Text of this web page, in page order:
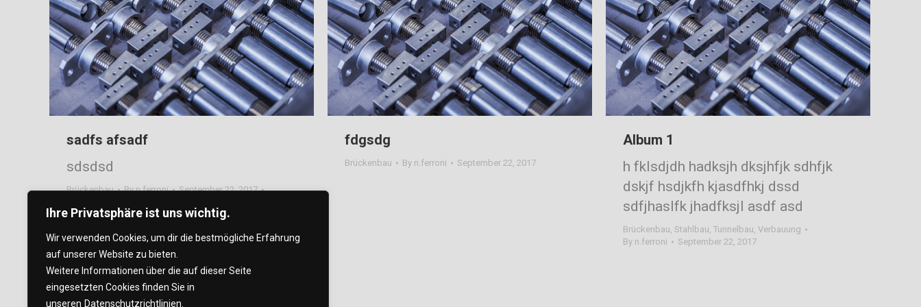
Ihre Privatsphäre ist uns wichtig.
Wir verwenden Cookies, um dir die bestmögliche Erfahrung
auf unserer Website zu bieten.
Weitere Informationen über die auf dieser Seite
eingesetzten Cookies finden Sie in
unseren Datenschutzrichtlinien.
sadfs afsadf
sdsdsd
Brückenbau Byn.ferroni
September 22, 2017
fdgsdg
Brückenbau By n.ferroni September 22, 2017
Album 1
h fklsdjdh hadksjh dksjhfjk sdhfjk
dskjf hsdjkfh kjasdfhkj dssd
sdfjhaslfk jhadfksjl asdf asd
Brückenbau, Stahlbau, Tunnelbau, Verbauung
By n.ferroni September 22, 2017